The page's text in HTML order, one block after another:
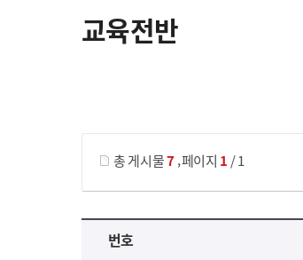
교육전반
총 게시물7,페이지 1 / 1
교육전반 목록 으로 번호, 제목, 작성자, 조회수, 등록 일로 나열 되고 있습니다.
번호